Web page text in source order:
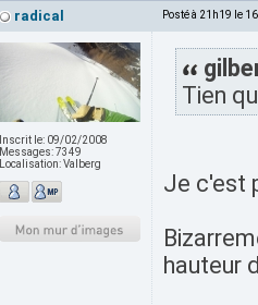
radical Posté à 21h19 le
Inscrit le: 09/02/2008
Messages:7349
Localisation:Valberg
Tien
Je c'est
hauteur